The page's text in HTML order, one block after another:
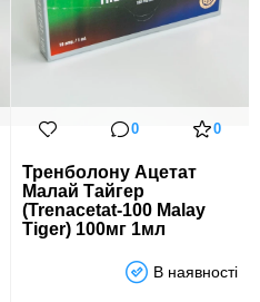
0 0
Тренболону Ацетат
Малай Тайгер
(Trenacetat-100 Malay
Tiger) 100мг 1мл
В наявності